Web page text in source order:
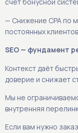
счёт бонусной
— Снижение CPA по
постоянных клиентов.
SEO — фундамент
Контекст даёт
доверие и снижает
Мы не
внутренняя
Если вам нужно